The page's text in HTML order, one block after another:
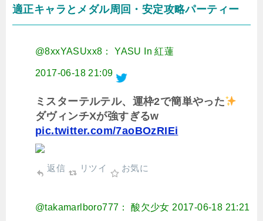
適正キャラとメダル周回・安定攻略パーティー
@8xxYASUxx8： YASU In 紅蓮
2017-06-18 21:09
ミスターテルテル、運枠2で簡単やった
ダヴィンチXが強すぎるw
pic.twitter.com/7aoBOzRIEi
返信 リツイ お気に
@takamarlboro777： 酸欠少女 2017-06-18 21:21